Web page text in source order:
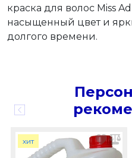
краска для волос Miss
насыщенный цвет и
долгого времени.
хит